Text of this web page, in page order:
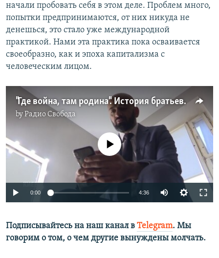
начали пробовать себя в этом деле. Проблем много,
попытки предпринимаются, от них никуда не
денешься, это стало уже международной
практикой. Нами эта практика пока осваивается
своеобразно, как и эпоха капитализма с
человеческим лицом.
"Где война, там родина". История братьев Найем, которых увезли в СССР от войны в Афганистане
byРадио Свобода
No media source currently available
0:00 4:36
Подписывайтесь на наш канал в Telegram. Мы
говорим о том, о чем другие вынуждены молчать.